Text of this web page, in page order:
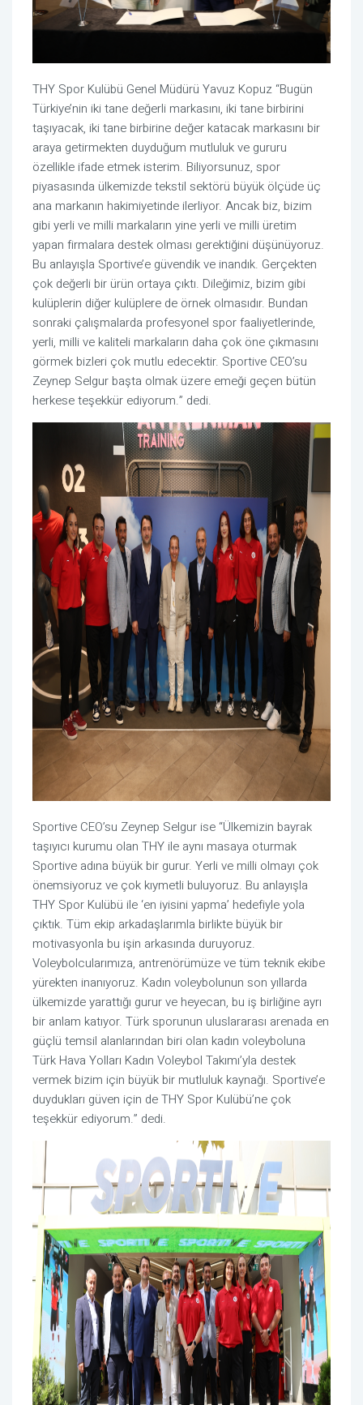
THY Spor Kulübü Genel Müdürü Yavuz Kopuz “Bugün
Türkiye’nin iki tane değerli markasını, iki tane birbirini
taşıyacak, iki tane birbirine değer katacak markasını bir
araya getirmekten duyduğum mutluluk ve gururu
özellikle ifade etmek isterim. Biliyorsunuz, spor
piyasasında ülkemizde tekstil sektörü büyük ölçüde üç
ana markanın hakimiyetinde ilerliyor. Ancak biz, bizim
gibi yerli ve milli markaların yine yerli ve milli üretim
yapan firmalara destek olması gerektiğini düşünüyoruz.
Bu anlayışla Sportive’e güvendik ve inandık. Gerçekten
çok değerli bir ürün ortaya çıktı. Dileğimiz, bizim gibi
kulüplerin diğer kulüplere de örnek olmasıdır. Bundan
sonraki çalışmalarda profesyonel spor faaliyetlerinde,
yerli, milli ve kaliteli markaların daha çok öne çıkmasını
görmek bizleri çok mutlu edecektir. Sportive CEO’su
Zeynep Selgur başta olmak üzere emeği geçen bütün
herkese teşekkür ediyorum.” dedi.
Sportive CEO’su Zeynep Selgur ise “Ülkemizin bayrak
taşıyıcı kurumu olan THY ile aynı masaya oturmak
Sportive adına büyük bir gurur. Yerli ve milli olmayı çok
önemsiyoruz ve çok kıymetli buluyoruz. Bu anlayışla
THY Spor Kulübü ile ‘en iyisini yapma’ hedefiyle yola
çıktık. Tüm ekip arkadaşlarımla birlikte büyük bir
motivasyonla bu işin arkasında duruyoruz.
Voleybolcularımıza, antrenörümüze ve tüm teknik ekibe
yürekten inanıyoruz. Kadın voleybolunun son yıllarda
ülkemizde yarattığı gurur ve heyecan, bu iş birliğine ayrı
bir anlam katıyor. Türk sporunun uluslararası arenada en
güçlü temsil alanlarından biri olan kadın voleyboluna
Türk Hava Yolları Kadın Voleybol Takımı’yla destek
vermek bizim için büyük bir mutluluk kaynağı. Sportive’e
duydukları güven için de THY Spor Kulübü’ne çok
teşekkür ediyorum.” dedi.